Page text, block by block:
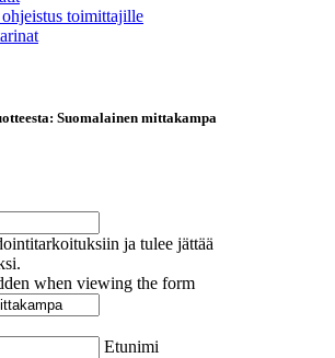
toimittajille
Suomalainen mittakampa
ja tulee jättää
when viewing the form
Etunimi